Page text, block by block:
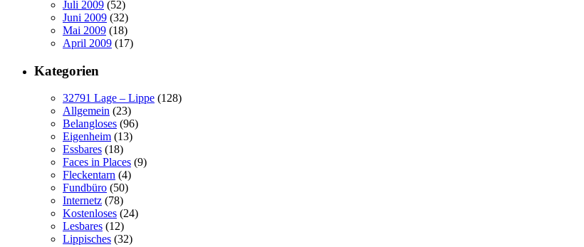
Juli 2009 (52)
Juni 2009 (32)
Mai 2009 (18)
April 2009 (17)
Kategorien
32791 Lage – Lippe (128)
Allgemein (23)
Belangloses (96)
Eigenheim (13)
Essbares (18)
Faces in Places (9)
Fleckentarn (4)
Fundbüro (50)
Internetz (78)
Kostenloses (24)
Lesbares (12)
Lippisches (32)